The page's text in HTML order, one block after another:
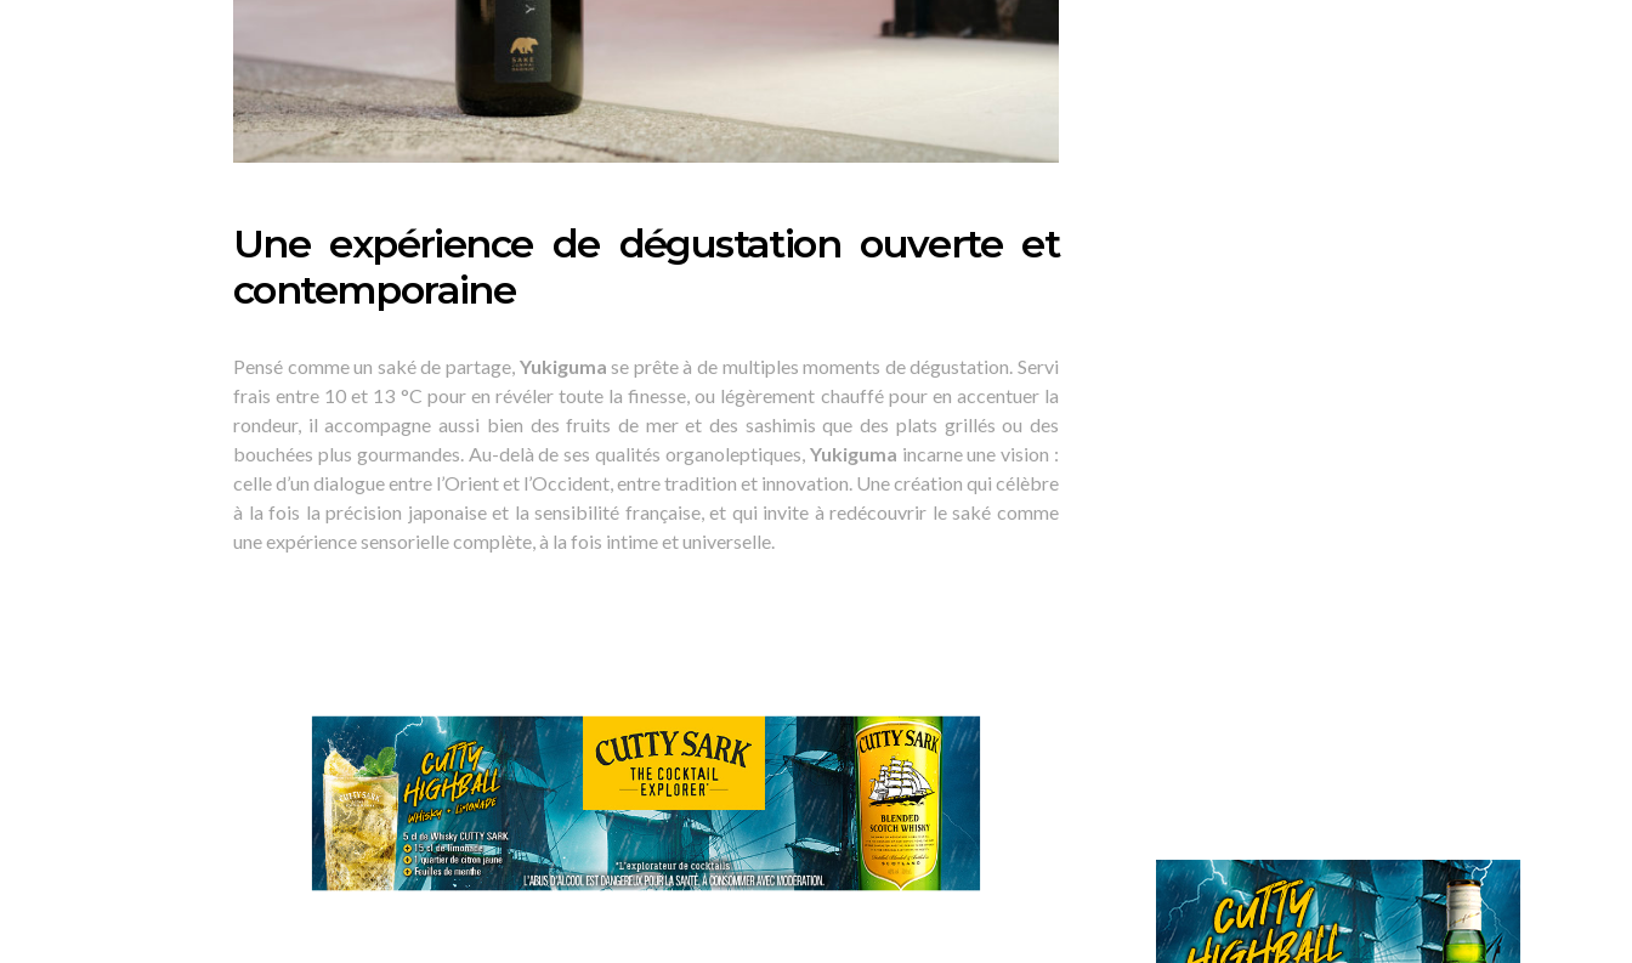
Une expérience de dégustation ouverte et
contemporaine
Pensé comme un saké de partage, Yukiguma se prête à de multiples moments de dégustation. Servi
frais entre 10 et 13 °C pour en révéler toute la finesse, ou légèrement chauffé pour en accentuer la
rondeur, il accompagne aussi bien des fruits de mer et des sashimis que des plats grillés ou des
bouchées plus gourmandes. Au-delà de ses qualités organoleptiques, Yukiguma incarne une vision :
celle d’un dialogue entre l’Orient et l’Occident, entre tradition et innovation. Une création qui célèbre
à la fois la précision japonaise et la sensibilité française, et qui invite à redécouvrir le saké comme
une expérience sensorielle complète, à la fois intime et universelle.